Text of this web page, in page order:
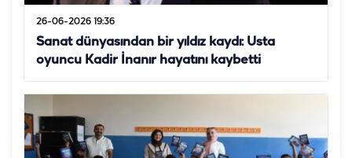
26-06-2026 19:36
Sanat dünyasından bir yıldız kaydı: Usta
oyuncu Kadir İnanır hayatını kaybetti